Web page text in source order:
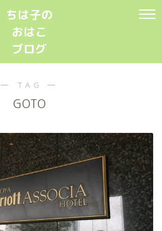
ちは子の
おはこ
ブログ
― TAG ―
GOTO